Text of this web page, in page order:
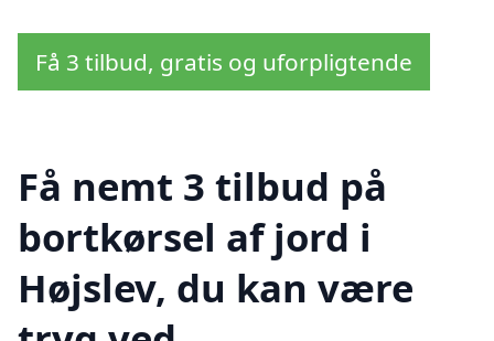
Få 3 tilbud, gratis og uforpligtende
Få nemt 3 tilbud på
bortkørsel af jord i
Højslev, du kan være